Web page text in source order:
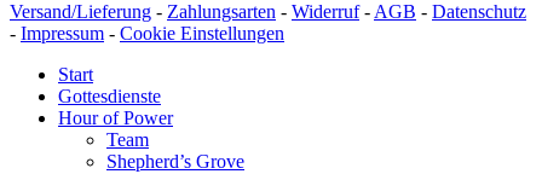
Versand/Lieferung - Zahlungsarten - Widerruf- AGB - Datenschutz
- Impressum - Cookie Einstellungen
Start
Gottesdienste
Hour of Power
Team
Shepherd’s Grove